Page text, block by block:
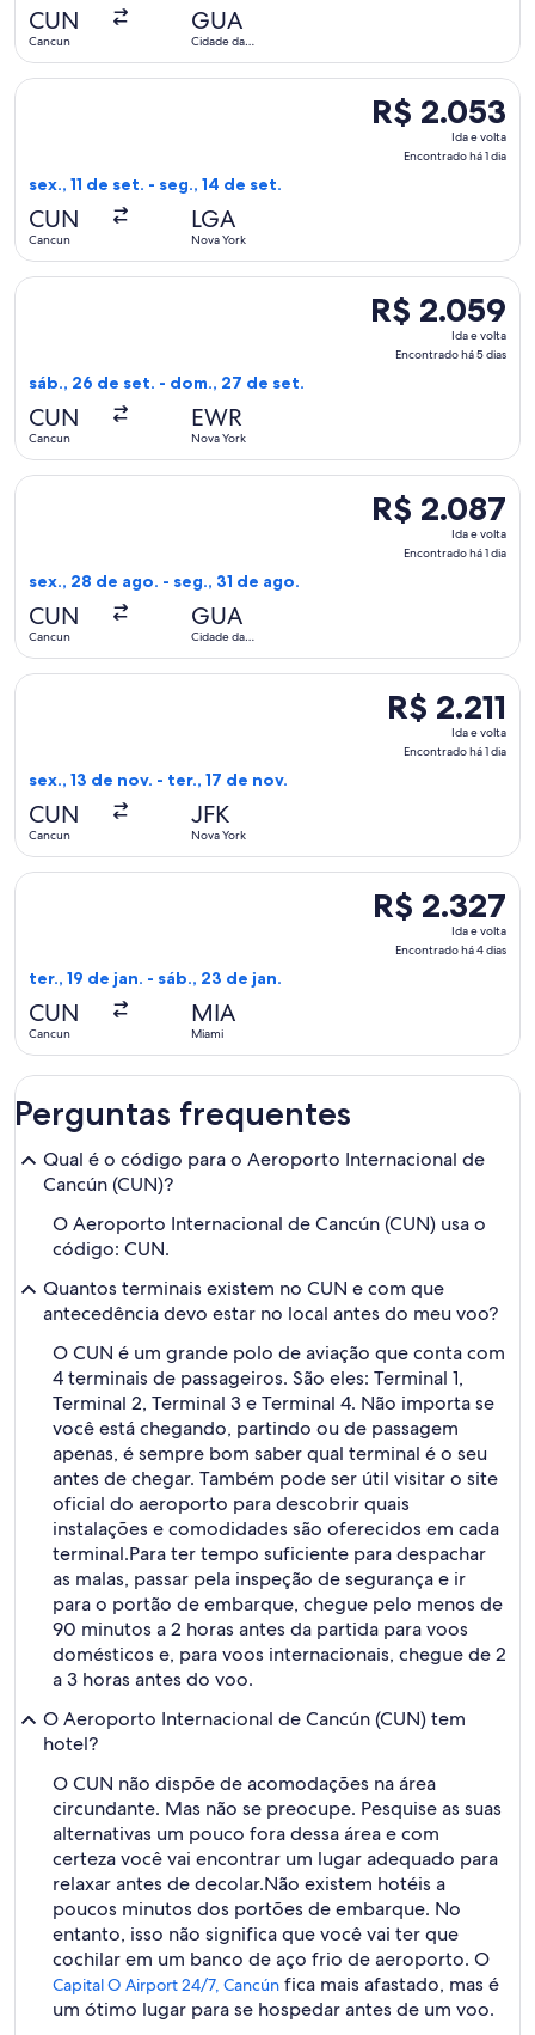
dia
CUN
Cancun
GUA
Cidade da
R$ 2.053
Ida
dia
R$ 2.053
Ida e volta
Encontrado há 1 dia
sex., 11 de set. - seg., 14 de set.
CUN
Cancun
LGA
Nova York
Selecionar o voo da Aeromexico, que sai em sex., 11 de
R$ 2.059
Ida
dias
R$ 2.059
Ida e volta
Encontrado há 5 dias
sáb., 26 de set. - dom., 27 de set.
CUN
Cancun
EWR
Nova York
Selecionar o voo da Aeromexico, que sai em sáb., 26 de
R$ 2.087
Ida
dia
R$ 2.087
Ida e volta
Encontrado há 1 dia
sex., 28 de ago. - seg., 31 de ago.
CUN
Cancun
GUA
Cidade da
Selecionar o voo da Copa, que sai em sex., 28 de ago. de
R$ 2.211
Ida
dia
R$ 2.211
Ida e volta
Encontrado há 1 dia
sex., 13 de nov. - ter., 17 de nov.
CUN
Cancun
JFK
Nova York
Selecionar o voo da American Airlines, que sai em sex., 13
R$ 2.327
Ida
dias
R$ 2.327
Ida e volta
Encontrado há 4 dias
ter., 19 de jan. - sáb., 23 de jan.
CUN
Cancun
MIA
Miami
Selecionar o voo da avianca, que sai em ter., 19 de jan. de
Perguntas frequentes
Qual é o código para o Aeroporto Internacional de
Cancún (CUN)?
O Aeroporto Internacional de Cancún (CUN) usa o
código: CUN.
Quantos terminais existem no CUN e com que
antecedência devo estar no local antes do meu voo?
O CUN é um grande polo de aviação que conta com
4 terminais de passageiros. São eles: Terminal 1,
Terminal 2, Terminal 3 e Terminal 4. Não importa se
você está chegando, partindo ou de passagem
apenas, é sempre bom saber qual terminal é o seu
antes de chegar. Também pode ser útil visitar o site
oficial do aeroporto para descobrir quais
instalações e comodidades são oferecidos em cada
terminal.Para ter tempo suficiente para despachar
as malas, passar pela inspeção de segurança e ir
para o portão de embarque, chegue pelo menos de
90 minutos a 2 horas antes da partida para voos
domésticos e, para voos internacionais, chegue de 2
a 3 horas antes do voo.
O Aeroporto Internacional de Cancún (CUN) tem
hotel?
O CUN não dispõe de acomodações na área
circundante. Mas não se preocupe. Pesquise as suas
alternativas um pouco fora dessa área e com
certeza você vai encontrar um lugar adequado para
relaxar antes de decolar.Não existem hotéis a
poucos minutos dos portões de embarque. No
entanto, isso não significa que você vai ter que
cochilar em um banco de aço frio de aeroporto. O
Capital O Airport 24/7, Cancún fica mais afastado, mas é
um ótimo lugar para se hospedar antes de um voo.